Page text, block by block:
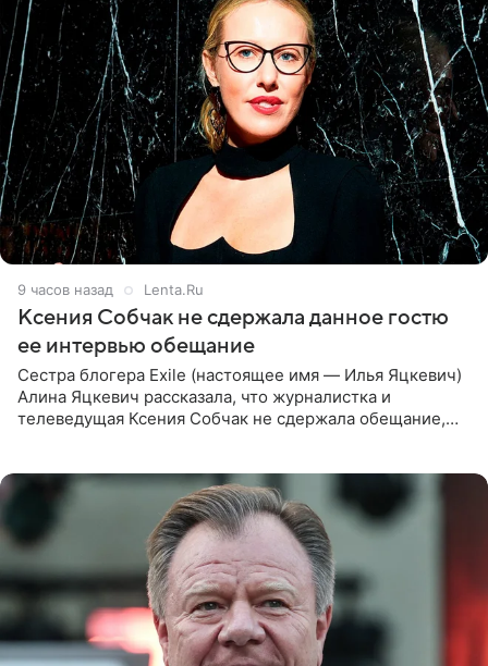
9 часов назад Lenta.Ru
Ксения Собчак не сдержала данное гостю
ее интервью обещание
Сестра блогера Exile (настоящее имя — Илья Яцкевич)
Алина Яцкевич рассказала, что журналистка и
телеведущая Ксения Собчак не сдержала обещание,